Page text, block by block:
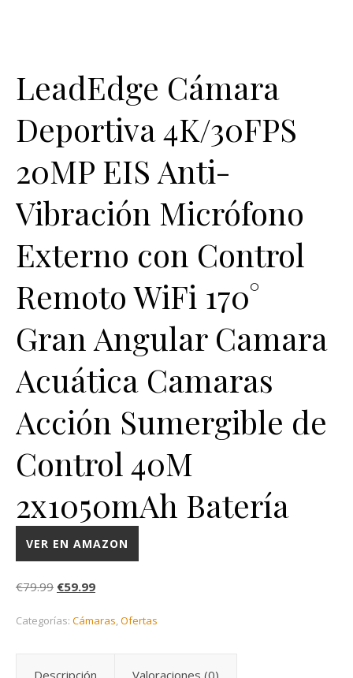
LeadEdge Cámara
Deportiva 4K/30FPS
20MP EIS Anti-
Vibración Micrófono
Externo con Control
Remoto WiFi 170°
Gran Angular Camara
Acuática Camaras
Acción Sumergible de
Control 40M
2x1050mAh Batería
VER EN AMAZON
€79.99 El precio original era: €79.99.
€59.99El precio actual es: €59.99.
Categorías: Cámaras,Ofertas
Descripción Valoraciones (0)